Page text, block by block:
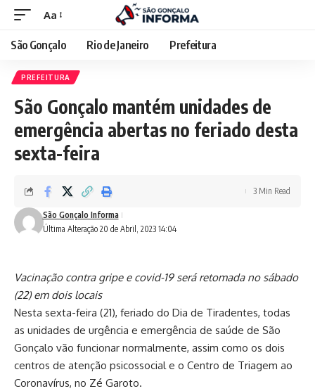
Aa
São Gonçalo Rio de Janeiro Prefeitura
PREFEITURA
São Gonçalo mantém unidades de
emergência abertas no feriado desta
sexta-feira
Última Alteração 20 de Abril, 2023 14:04
São Gonçalo Informa
3 Min Read
Vacinação contra gripe e covid-19 será retomada no sábado
(22) em dois locais
Nesta sexta-feira (21), feriado do Dia de Tiradentes, todas
as unidades de urgência e emergência de saúde de São
Gonçalo vão funcionar normalmente, assim como os dois
centros de atenção psicossocial e o Centro de Triagem ao
Coronavírus, no Zé Garoto.